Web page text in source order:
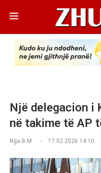
Një delegacion i
në takime të AP
Nga B.M 17.02.2026 14:10